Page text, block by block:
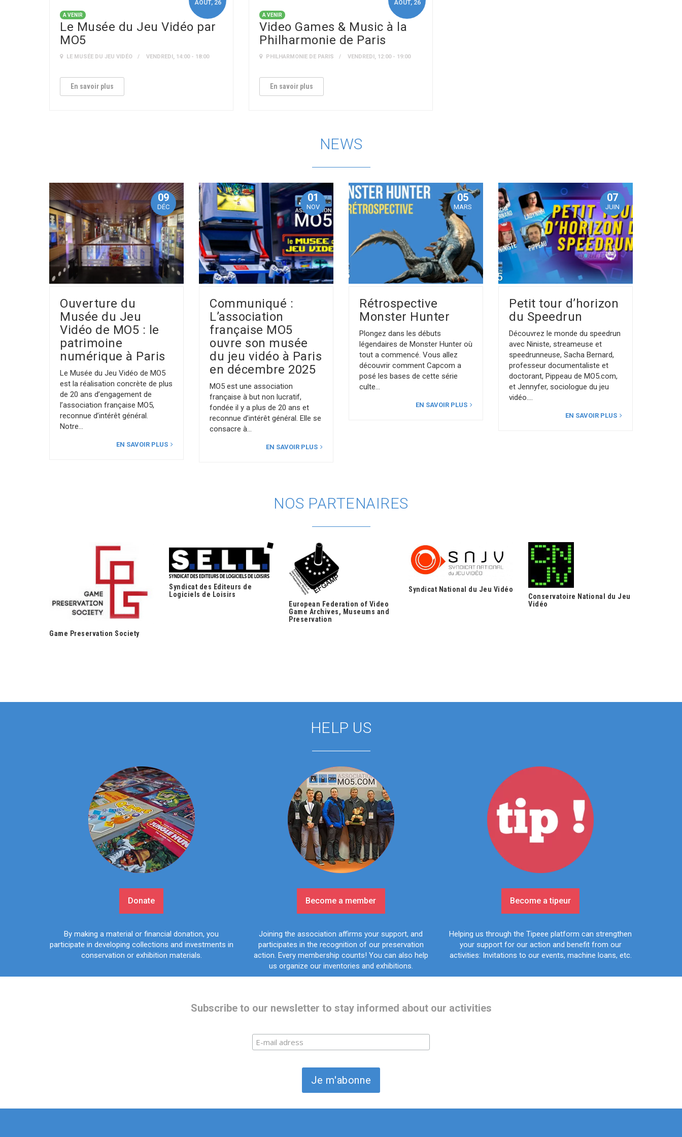
AOÛT, 26
A VENIR
Le Musée du Jeu Vidéo par
MO5
LE MUSÉE DU JEU VIDÉO VENDREDI, 14:00 - 18:00
En savoir plus
AOÛT, 26
A VENIR
Video Games & Music à la
Philharmonie de Paris
PHILHARMONIE DE PARIS VENDREDI, 12:00 - 19:00
En savoir plus
NEWS
09
DÉC
Ouverture du
Musée du Jeu
Vidéo de MO5 : le
patrimoine
numérique à Paris
Le Musée du Jeu Vidéo de MO5
est la réalisation concrète de plus
de 20 ans d’engagement de
l’association française MO5,
reconnue d’intérêt général.
Notre
EN SAVOIR PLUS
01
NOV
Communiqué :
L’association
française MO5
ouvre son musée
du jeu vidéo à Paris
en décembre 2025
MO5 est une association
française à but non lucratif,
fondée il y a plus de 20 ans et
reconnue d’intérêt général. Elle se
consacre à
EN SAVOIR PLUS
05
MARS
Rétrospective
Monster Hunter
Plongez dans les débuts
légendaires de Monster Hunter où
tout a commencé. Vous allez
découvrir comment Capcom a
posé les bases de cette série
culte
EN SAVOIR PLUS
07
JUIN
Petit tour d’horizon
du Speedrun
Découvrez le monde du speedrun
avec Niniste, streameuse et
speedrunneuse, Sacha Bernard,
professeur documentaliste et
doctorant, Pippeau de MO5.com,
et Jennyfer, sociologue du jeu
vidéo.
EN SAVOIR PLUS
NOS PARTENAIRES
Game Preservation Society
Syndicat des Editeurs de
Logiciels de Loisirs
European Federation of Video
Game Archives, Museums and
Preservation
Syndicat National du Jeu Vidéo
Conservatoire National du Jeu
Vidéo
HELP US
Donate
By making a material or financial donation, you
participate in developing collections and investments in
conservation or exhibition materials.
Become a member
Joining the association affirms your support, and
participates in the recognition of our preservation
action. Every membership counts! You can also help
us organize our inventories and exhibitions.
Become a tipeur
Helping us through the Tipeee platform can strengthen
your support for our action and benefit from our
activities: Invitations to our events, machine loans, etc.
Subscribe to our newsletter to stay informed about our activities